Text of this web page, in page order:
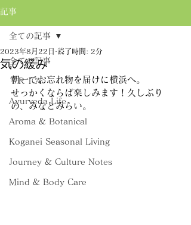
記事
全ての記事
ＴＲＩＡ
Ayurveda Life
Aroma & Botanical
Koganei Seasonal Living
Journey & Culture Notes
Mind & Body Care
全ての記事
気の緩み
2023年8月22日 読了時間: 2分
朝一でお忘れ物を届けに横浜へ。
せっかくならば楽しみます！久しぶり
の、みなとみらい。